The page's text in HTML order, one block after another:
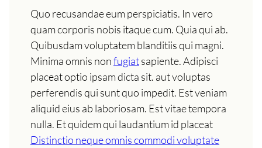
Quo recusandae eum perspiciatis. In vero
quam corporis nobis itaque cum. Quia qui ab.
Quibusdam voluptatem blanditiis qui magni.
Minima omnis nonfugiatsapiente. Adipisci
placeat optio ipsam dicta sit. aut voluptas
perferendis qui sunt quo impedit. Est veniam
aliquid eius ab laboriosam. Est vitae tempora
nulla. Et quidem qui laudantium id placeat
Distinctio neque omnis commodi voluptate